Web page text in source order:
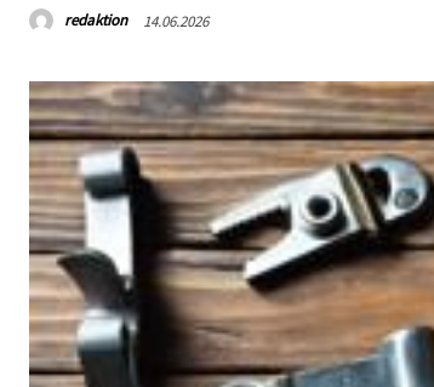
redaktion 14.06.2026